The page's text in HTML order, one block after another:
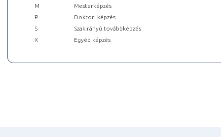
M
Mesterképzés
P
Doktori képzés
S
Szakirányú továbbképzés
X
Egyéb képzés